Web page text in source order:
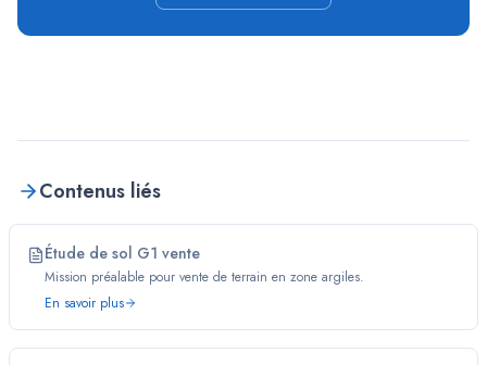
Contenus liés
Étude de sol G1 vente
Mission préalable pour vente de terrain en zone argiles.
En savoir plus